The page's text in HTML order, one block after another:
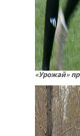
«Урожай»